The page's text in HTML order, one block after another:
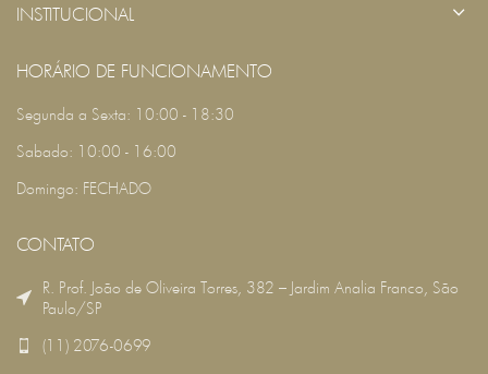
INSTITUCIONAL
HORÁRIO DE FUNCIONAMENTO
Segunda a Sexta: 10:00 - 18:30
Sabado: 10:00 - 16:00
Domingo: FECHADO
CONTATO
R. Prof. João de Oliveira Torres, 382 – Jardim Analia Franco, São
Paulo/SP
(11) 2076-0699